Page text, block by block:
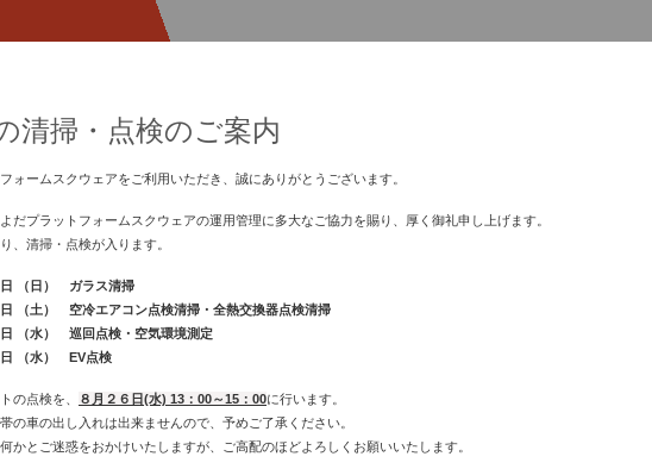
清掃・点検のご案内
ォームスクウェアをご利用いただき、誠にありがとうございます。
だプラットフォームスクウェアの運用管理に多大なご協力を賜り、厚く御礼申し上げます。
、清掃・点検が入ります。
日 （日） ガラス清掃
日 （土） 空冷エアコン点検清掃・全熱交換器点検清掃
日 （水） 巡回点検・空気環境測定
日 （水） EV点検
の点検を、 ８ 月２６ 日(水) 13：00～15：00に行います。
の車の出し入れは出来ませんので、予めご了承ください。
かとご迷惑をおかけいたしますが、ご高配のほどよろしくお願いいたします。